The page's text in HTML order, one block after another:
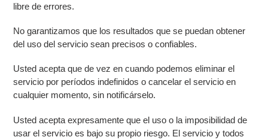
libre de errores.
No garantizamos que los resultados que se puedan obtener
del uso del servicio sean precisos o confiables.
Usted acepta que de vez en cuando podemos eliminar el
servicio por períodos indefinidos o cancelar el servicio en
cualquier momento, sin notificárselo.
Usted acepta expresamente que el uso o la imposibilidad de
usar el servicio es bajo su propio riesgo. El servicio y todos